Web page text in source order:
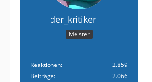
der_kritiker
Meister
Reaktionen
2.859
Beiträge
2.066